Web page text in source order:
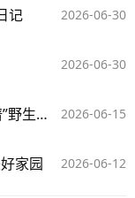
2026-06-30
记
2026-06-30
2026-06-15
大熊猫国家公园甘肃片区拍到“自带脸谱”野生林麝
2026-06-12
家园